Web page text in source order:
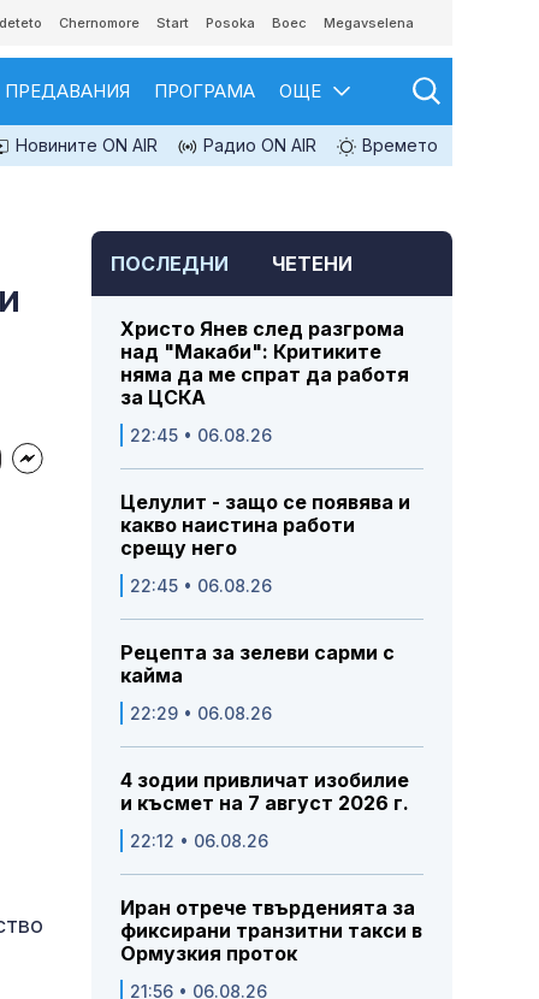
Chernomore Start Posoka Boec Megavselena
ПРЕДАВАНИЯ ПРОГРАМА ОЩЕ
Новините ON AIR Радио ON AIR Времето
ПОСЛЕДНИ ЧЕТЕНИ
Христо Янев след разгрома
над "Макаби": Критиките
няма да ме спрат да работя
за ЦСКА
22:45 • 06.08.26
Целулит - защо се появява и
какво наистина работи
срещу него
22:45 • 06.08.26
Рецепта за зелеви сарми с
кайма
22:29 • 06.08.26
4 зодии привличат изобилие
и късмет на 7 август 2026 г.
22:12 • 06.08.26
Иран отрече твърденията за
фиксирани транзитни такси в
Ормузкия проток
21:56 • 06.08.26